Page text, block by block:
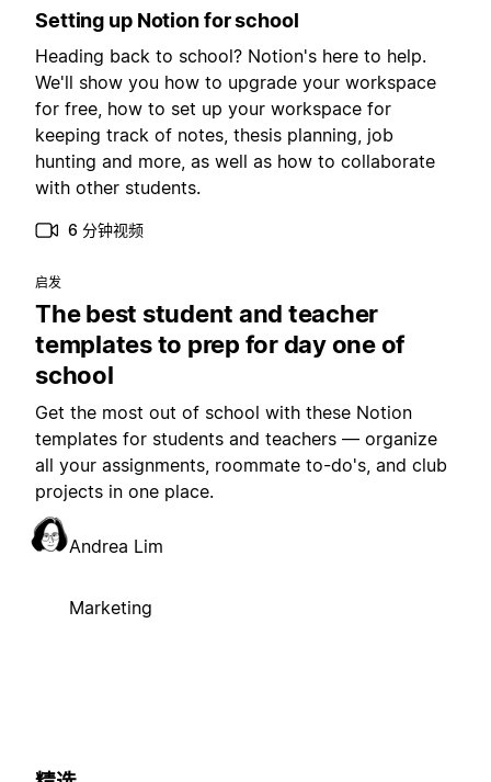
Setting up Notion for school
Heading back to school? Notion's here to help.
We'll show you how to upgrade your workspace
for free, how to set up your workspace for
keeping track of notes, thesis planning, job
hunting and more, as well as how to collaborate
with other students.
6 分钟视频
启发
The best student and teacher
templates to prep for day one of
school
Get the most out of school with these Notion
templates for students and teachers — organize
all your assignments, roommate to-do's, and club
projects in one place.
Andrea Lim
Marketing